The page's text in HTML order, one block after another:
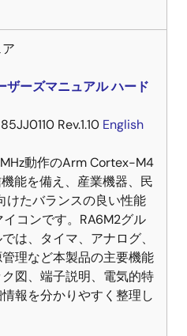
ザーズマニュアル ハード
Rev.1.10 English
動作のArm Cortex-M4
能を備え、産業機器、民
けたバランスの良い性能
コンです。RA6M2グル
は、タイマ、アナログ、
理など本製品の主要機能
図、端子説明、電気的特
報を分かりやすく整理し